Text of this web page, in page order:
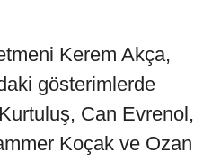
Kerem Akça,
gösterimlerde
Can Evrenol,
Koçak ve Ozan